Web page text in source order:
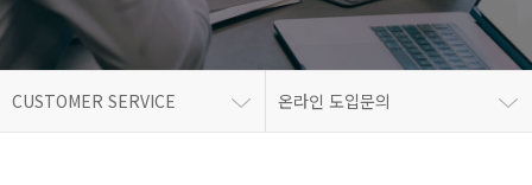
CUSTOMER SERVICE 온라인 도입문의